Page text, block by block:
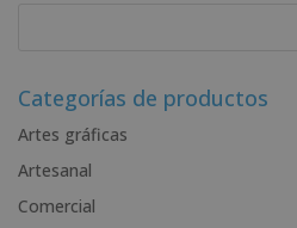
r
a
t
i
Categorías de productos
Artes gráficas
Artesanal
Comercial